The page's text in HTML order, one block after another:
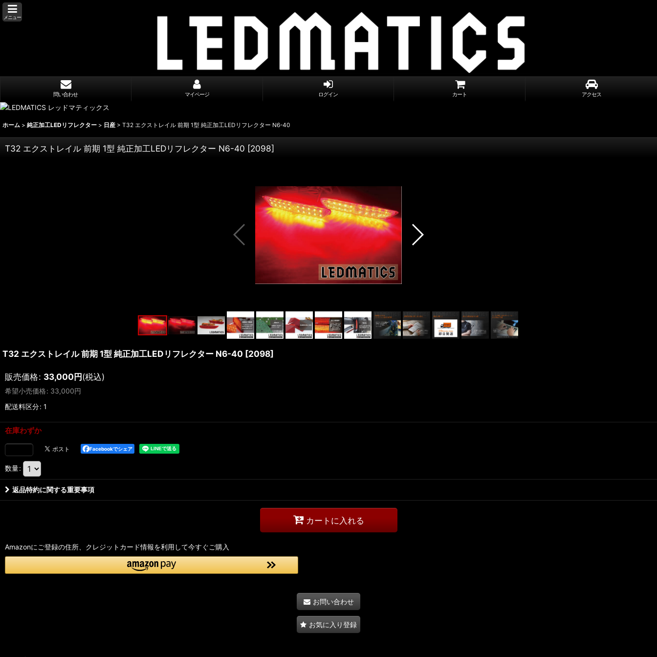
メニュー
問い合わせ マイページ ログイン カート アクセス
ホーム > 純正加工LEDリフレクター > 日産 > T32 エクストレイル 前期 1型 純正加工LEDリフレクター N6-40
T32 エクストレイル 前期 1型 純正加工LEDリフレクター N6-40 [2098]
T32 エクストレイル 前期 1型 純正加工LEDリフレクター N6-40 [2098]
販売価格: 33,000円(税込)
希望小売価格: 33,000円
配送料区分: 1
在庫わずか
Facebookでシェア
数量:
返品特約に関する重要事項
カートに入れる
Amazonにご登録の住所、クレジットカード情報を利用して今すぐご購入
お問い合わせ
お気に入り登録